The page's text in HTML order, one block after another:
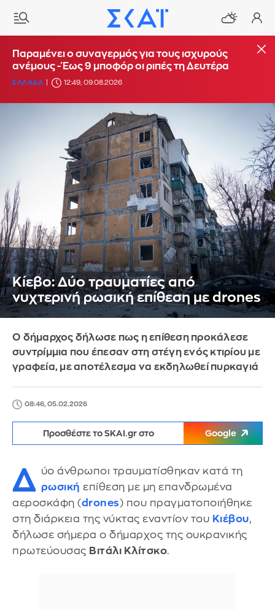
Παραμένει ο συναγερμός για τους ισχυρούς
ανέμους - Έως 9 μποφόρ οι ριπές τη Δευτέρα
ΕΛΛΑΔΑ 12:49, 09.08.2026
Κίεβο: Δύο τραυματίες από
νυχτερινή ρωσική επίθεση με drones
Ο δήμαρχος δήλωσε πως η επίθεση προκάλεσε
συντρίμμια που έπεσαν στη στέγη ενός κτιρίου με
γραφεία, με αποτέλεσμα να εκδηλωθεί πυρκαγιά
08:46, 05.02.2026
Προσθέστε το SKAI.gr στο Google
Δ ύο άνθρωποι τραυματίσθηκαν κατά τη
ρωσική επίθεση με μη επανδρωμένα
αεροσκάφη (drones) που πραγματοποιήθηκε
στη διάρκεια της νύκτας εναντίον του Κιέβου,
δήλωσε σήμερα ο δήμαρχος της ουκρανικής
πρωτεύουσας Βιτάλι Κλίτσκο.